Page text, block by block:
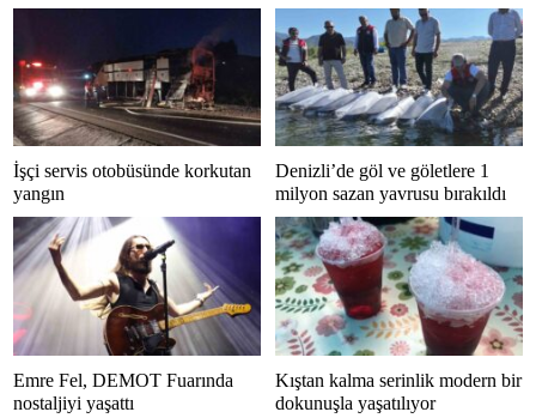
İşçi servis otobüsünde korkutan
yangın
Denizli’de göl ve göletlere 1
milyon sazan yavrusu bırakıldı
Emre Fel, DEMOT Fuarında
nostaljiyi yaşattı
Kıştan kalma serinlik modern bir
dokunuşla yaşatılıyor